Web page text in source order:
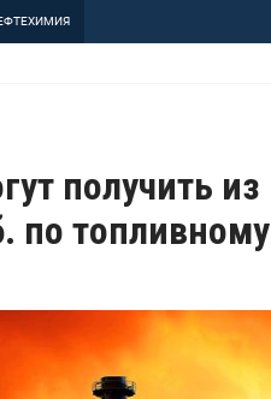
получить из
по топливному